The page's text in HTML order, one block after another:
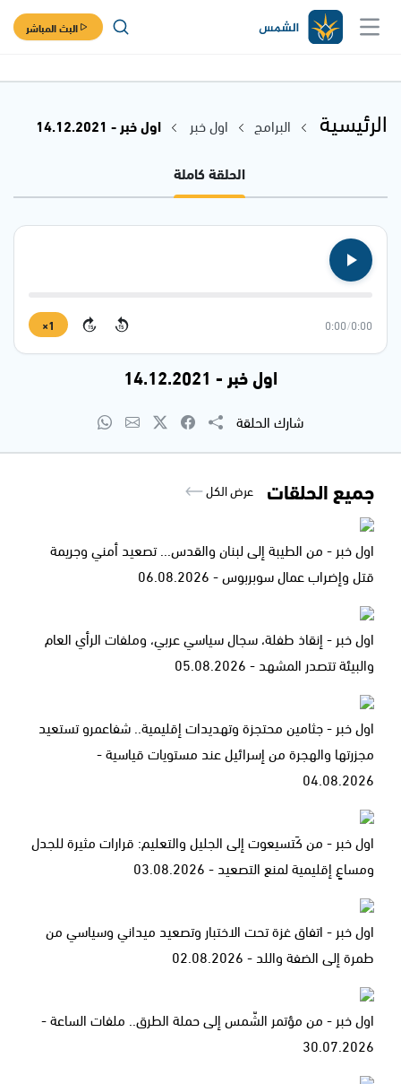
البث المباشر
الرئيسية البرامج اول خبر
اول خبر - 14.12.2021
الحلقة كاملة
0:00
/
0:00
15
15
1×
اول خبر - 14.12.2021
شارك الحلقة
جميع الحلقات عرض الكل
اول خبر - من الطيبة إلى لبنان والقدس... تصعيد أمني وجريمة
قتل وإضراب عمال سوبربوس - 06.08.2026
اول خبر - إنقاذ طفلة، سجال سياسي عربي، وملفات الرأي العام
والبيئة تتصدر المشهد - 05.08.2026
اول خبر - جثامين محتجزة وتهديدات إقليمية.. شفاعمرو تستعيد
مجزرتها والهجرة من إسرائيل عند مستويات قياسية -
04.08.2026
اول خبر - من كَتسيعوت إلى الجليل والتعليم: قرارات مثيرة للجدل
ومساعٍ إقليمية لمنع التصعيد - 03.08.2026
اول خبر - اتفاق غزة تحت الاختبار وتصعيد ميداني وسياسي من
طمرة إلى الضفة واللد - 02.08.2026
اول خبر - من مؤتمر الشّمس إلى حملة الطرق.. ملفات الساعة -
30.07.2026